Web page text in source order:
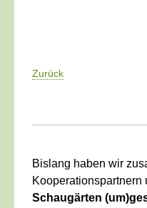
Zurück
Bislang haben wir
Kooperationspartnern
Schaugärten